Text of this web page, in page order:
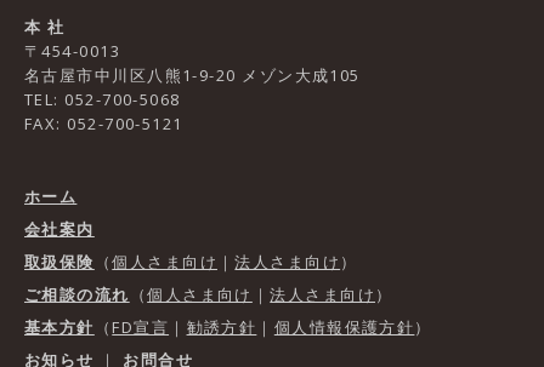
本 社
〒454-0013
名古屋市中川区八熊1-9-20 メゾン大成105
TEL: 052-700-5068
FAX: 052-700-5121
ホーム
会社案内
取扱保険 （個人さま向け ｜法人さま向け ）
ご相談の流れ （個人さま向け ｜法人さま向け ）
基本方針 （ FD宣言 ｜ 勧誘方針 ｜ 個人情報保護方針）
お知らせ
｜ お問合せ